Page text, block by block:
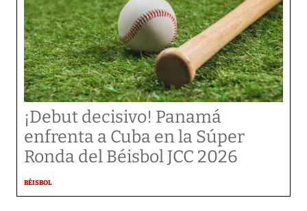
¡Debut decisivo! Panamá
enfrenta a Cuba en la Súper
Ronda del Béisbol JCC 2026
BÉISBOL